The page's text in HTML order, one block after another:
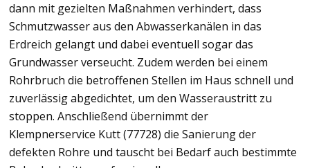
dann mit gezielten Maßnahmen verhindert, dass
Schmutzwasser aus den Abwasserkanälen in das
Erdreich gelangt und dabei eventuell sogar das
Grundwasser verseucht. Zudem werden bei einem
Rohrbruch die betroffenen Stellen im Haus schnell und
zuverlässig abgedichtet, um den Wasseraustritt zu
stoppen. Anschließend übernimmt der
Klempnerservice Kutt (77728) die Sanierung der
defekten Rohre und tauscht bei Bedarf auch bestimmte